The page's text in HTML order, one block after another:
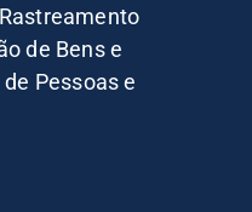
de Bens e
Pessoas e